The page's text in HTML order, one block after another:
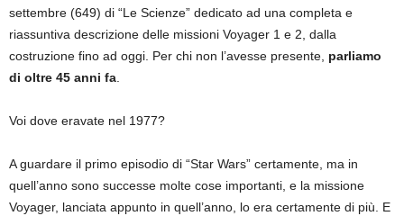
settembre (649) di “Le Scienze” dedicato ad una completa e
riassuntiva descrizione delle missioni Voyager 1 e 2, dalla
costruzione fino ad oggi. Per chi non l’avesse presente, parliamo
di oltre 45 anni fa
Voi dove eravate nel 1977?
A guardare il primo episodio di “Star Wars” certamente, ma in
quell’anno sono successe molte cose importanti, e la missione
Voyager, lanciata appunto in quell’anno, lo era certamente di più. E